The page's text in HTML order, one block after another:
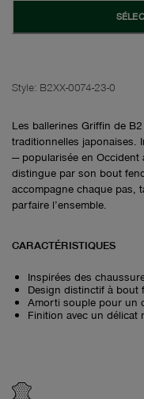
Style: B2XX-0074-23-0
Les ballerines Griffin de
traditionnelles japonaises.
— popularisée en Occident
distingue par son bout
accompagne chaque pas,
parfaire l’ensemble.
CARACTÉRISTIQUES
Inspirées des
Design distinctif à bout
Amorti souple pour un
Finition avec un